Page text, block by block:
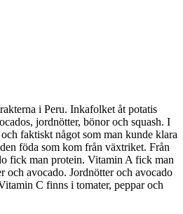
i Peru. Inkafolket åt potatis
jordnötter, bönor och squash. I
faktiskt något som man kunde klara
föda som kom från växtriket. Från
fick man protein. Vitamin A fick man
och avocado. Jordnötter och avocado
C finns i tomater, peppar och